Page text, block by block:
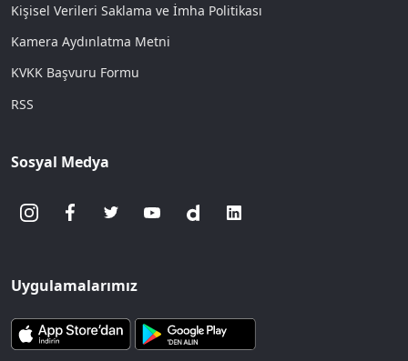
Kişisel Verileri Saklama ve İmha Politikası
Kamera Aydınlatma Metni
KVKK Başvuru Formu
RSS
Sosyal Medya
Uygulamalarımız